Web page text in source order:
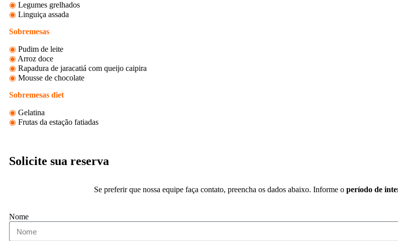
◉ Legumes grelhados
◉ Linguiça assada
Sobremesas
◉ Pudim de leite
◉ Arroz doce
◉ Rapadura de jaracatiá com queijo caipira
◉ Mousse de chocolate
Sobremesas diet
◉ Gelatina
◉ Frutas da estação fatiadas
Solicite sua reserva
Se preferir que nossa equipe faça contato, preencha os dados abaixo. Informe o período de
Nome